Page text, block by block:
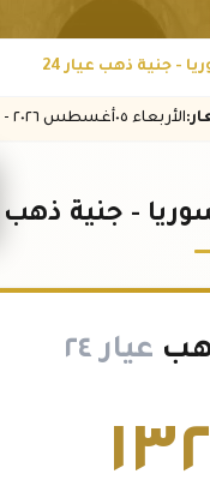
:الأربعاء ٠٥ أغسطس ٢٠٢٦ -
عيار ٢٤
١٣٢